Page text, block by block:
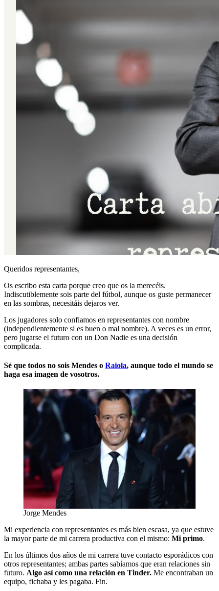
Queridos representantes,
Os escribo esta carta porque creo que os la merecéis.
Indiscutiblemente sois parte del fútbol, aunque os guste permanecer
en las sombras, necesitáis dejaros ver.
Los jugadores solo confiamos en representantes con nombre
(independientemente si es buen o mal nombre). A veces es un error,
pero jugarse el futuro con un Don Nadie es una decisión
complicada.
Sé que todos no sois Mendes o Raiola, aunque todo el mundo se
haga esa imagen de vosotros.
Jorge Mendes
Mi experiencia con representantes es más bien escasa, ya que estuve
la mayor parte de mi carrera productiva con el mismo: Mi primo.
En los últimos dos años de mi carrera tuve contacto esporádicos con
otros representantes; ambas partes sabíamos que eran relaciones sin
futuro. Algo así como una relación en Tinder. Me encontraban un
equipo, fichaba y les pagaba. Fin.